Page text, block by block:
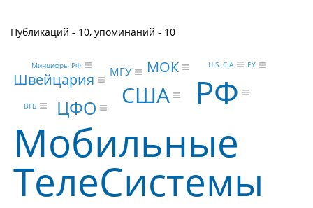
Публикаций - 10, упоминаний - 10
Мобильные
ТелеСистемы
РФ
США
ЦФО
Швейцария
МОК
МГУ
ВТБ
EY
Минцифры РФ U.S. CIA